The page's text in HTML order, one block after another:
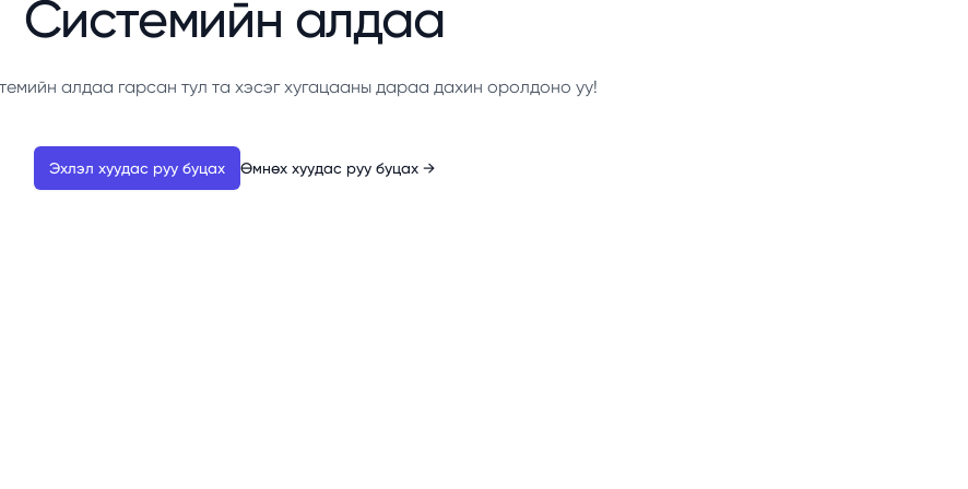
Системийн алдаа
алдаа гарсан тул та хэсэг хугацааны дараа дахин оролдоно уу!
Эхлэл хуудас руу буцах Өмнөх хуудас руу буцах →